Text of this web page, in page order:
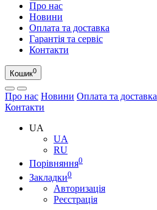
Про нас
Новини
Оплата та доставка
Гарантія та сервіс
Контакти
Кошик0
Про нас Новини Оплата та доставка
Контакти
UA
UA
RU
Порівняння0
Закладки0
Авторизація
Реєстрація